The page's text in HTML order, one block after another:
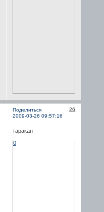
Поделиться
26
2009-03-26 09:57:16
таракан
0